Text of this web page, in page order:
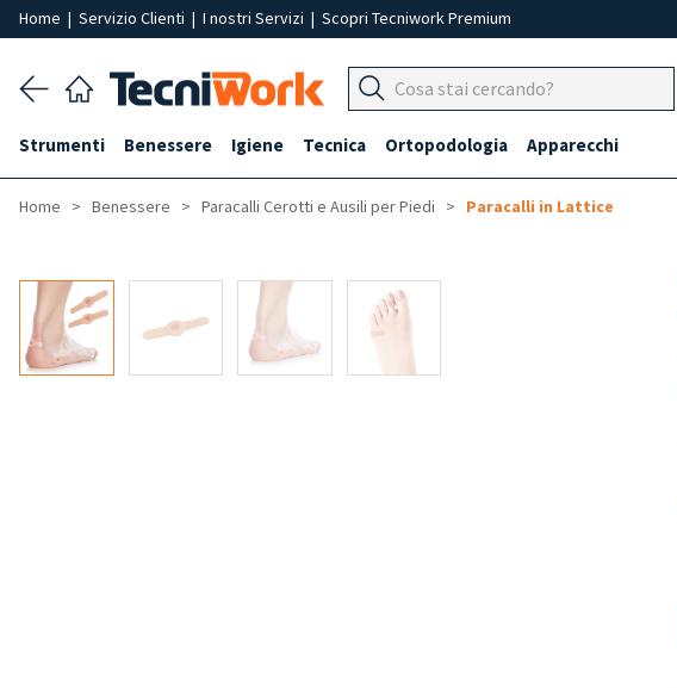
Home | Servizio Clienti | I nostri Servizi | Scopri Tecniwork Premium
Strumenti Benessere Igiene Tecnica Ortopodologia Apparecchi
Home Benessere Paracalli Cerotti e Ausili per Piedi Paracalli in Lattice